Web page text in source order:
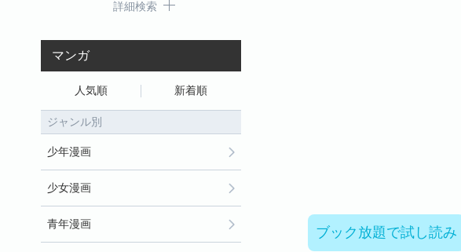
ブック放題で試し読み
詳細検索
マンガ
人気順 新着順
ジャンル別
少年漫画
少女漫画
青年漫画